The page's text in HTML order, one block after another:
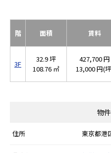
階 面積 賃料
3F
32.9 坪
108.76 ㎡
427,700 円
13,000 円(
物
住所 東京都港